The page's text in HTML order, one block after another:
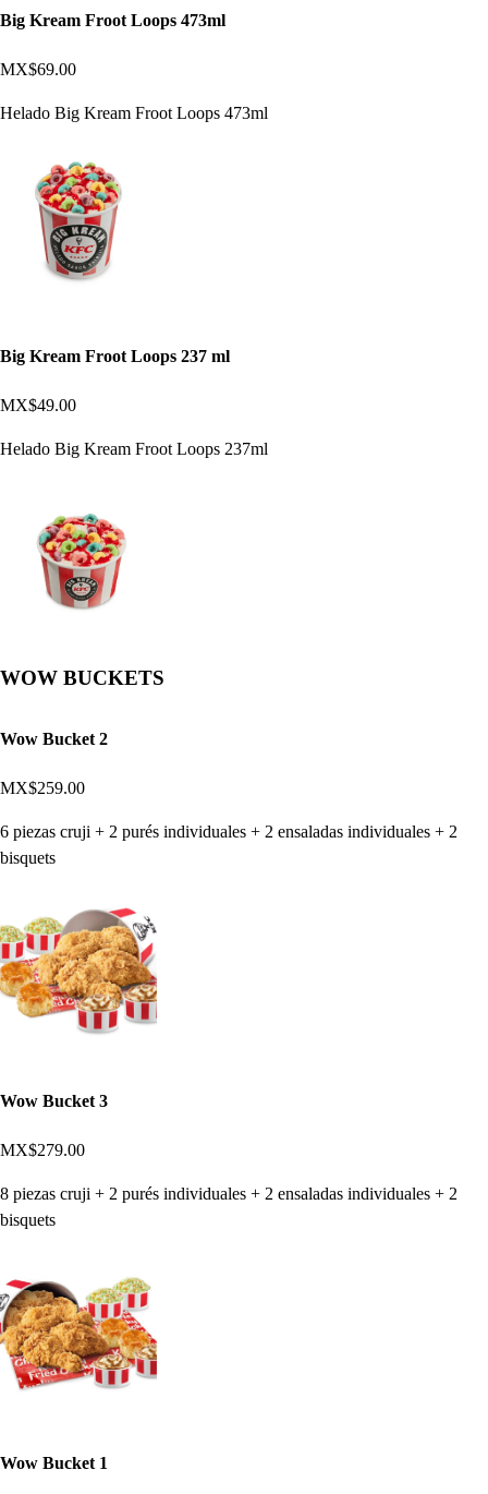
Big Kream Froot Loops 473ml
MX$69.00
Helado Big Kream Froot Loops 473ml
Big Kream Froot Loops 237 ml
MX$49.00
Helado Big Kream Froot Loops 237ml
WOW BUCKETS
Wow Bucket 2
MX$259.00
6 piezas cruji + 2 purés individuales + 2 ensaladas individuales + 2
bisquets
Wow Bucket 3
MX$279.00
8 piezas cruji + 2 purés individuales + 2 ensaladas individuales + 2
bisquets
Wow Bucket 1